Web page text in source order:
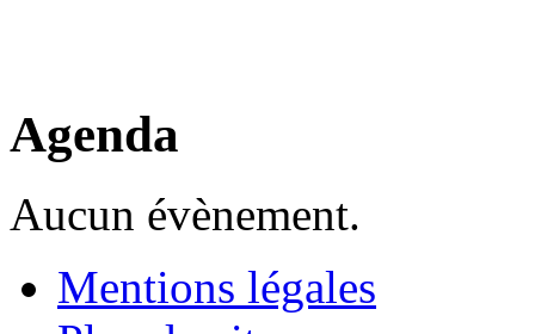
Agenda
Aucun évènement.
Mentions légales